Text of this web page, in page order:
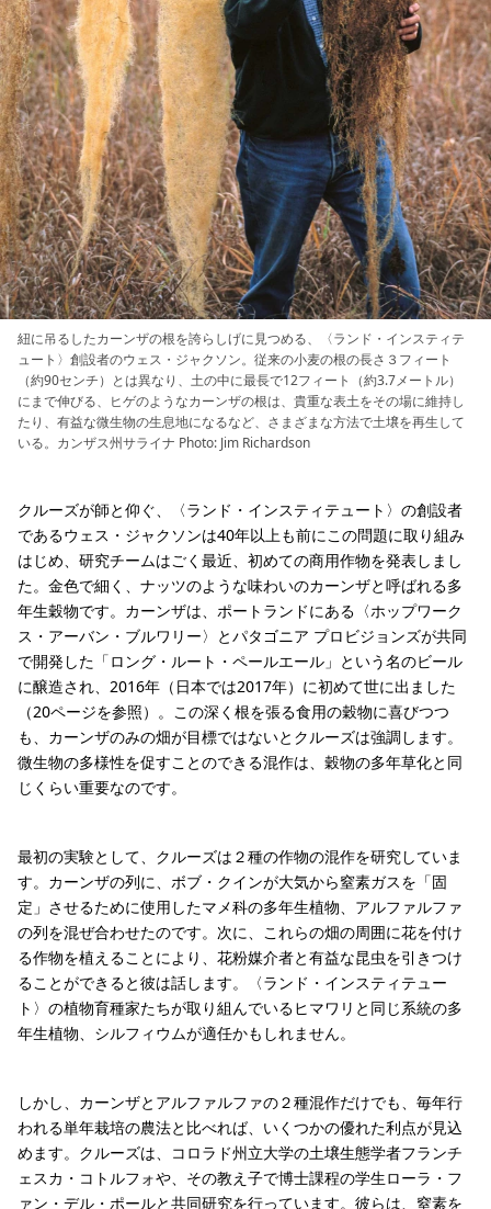
紐に吊るしたカーンザの根を誇らしげに見つめる、〈ランド・インスティテ
ュート〉創設者のウェス・ジャクソン。従来の小麦の根の長さ３フィート
（約90センチ）とは異なり、土の中に最長で12フィート（約3.7メートル）
にまで伸びる、ヒゲのようなカーンザの根は、貴重な表土をその場に維持し
たり、有益な微生物の生息地になるなど、さまざまな方法で土壌を再生して
いる。カンザス州サライナ Photo: Jim Richardson
クルーズが師と仰ぐ、〈ランド・インスティテュート〉の創設者
であるウェス・ジャクソンは40年以上も前にこの問題に取り組み
はじめ、研究チームはごく最近、初めての商用作物を発表しまし
た。金色で細く、ナッツのような味わいのカーンザと呼ばれる多
年生穀物です。カーンザは、ポートランドにある〈ホップワーク
ス・アーバン・ブルワリー〉とパタゴニア プロビジョンズが共同
で開発した「ロング・ルート・ペールエール」という名のビール
に醸造され、2016年（日本では2017年）に初めて世に出ました
（20ページを参照）。この深く根を張る食用の穀物に喜びつつ
も、カーンザのみの畑が目標ではないとクルーズは強調します。
微生物の多様性を促すことのできる混作は、穀物の多年草化と同
じくらい重要なのです。
最初の実験として、クルーズは２種の作物の混作を研究していま
す。カーンザの列に、ボブ・クインが大気から窒素ガスを「固
定」させるために使用したマメ科の多年生植物、アルファルファ
の列を混ぜ合わせたのです。次に、これらの畑の周囲に花を付け
る作物を植えることにより、花粉媒介者と有益な昆虫を引きつけ
ることができると彼は話します。〈ランド・インスティテュー
ト〉の植物育種家たちが取り組んでいるヒマワリと同じ系統の多
年生植物、シルフィウムが適任かもしれません。
しかし、カーンザとアルファルファの２種混作だけでも、毎年行
われる単年栽培の農法と比べれば、いくつかの優れた利点が見込
めます。クルーズは、コロラド州立大学の土壌生態学者フランチ
ェスカ・コトルフォや、その教え子で博士課程の学生ローラ・フ
ァン・デル・ポールと共同研究を行っています。彼らは、窒素を